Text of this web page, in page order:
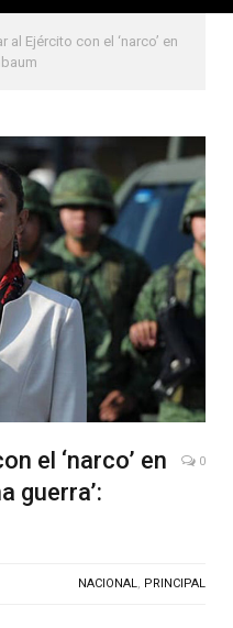
al Ejército con el ‘narco’ en
el ‘narco’ en
guerra’:
0
NACIONAL, PRINCIPAL